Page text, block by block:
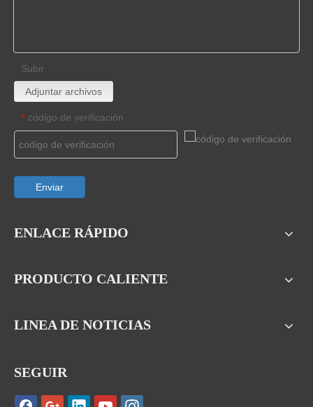
Subir
Adjuntar archivos
* código de verificación
Enviar
ENLACE RÁPIDO
PRODUCTO CALIENTE
LINEA DE NOTICIAS
SEGUIR